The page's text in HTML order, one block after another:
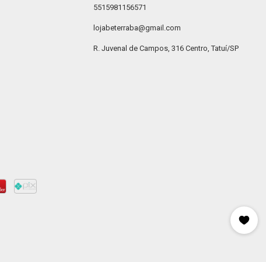
5515981156571
lojabeterraba@gmail.com
R. Juvenal de Campos, 316 Centro, Tatuí/SP